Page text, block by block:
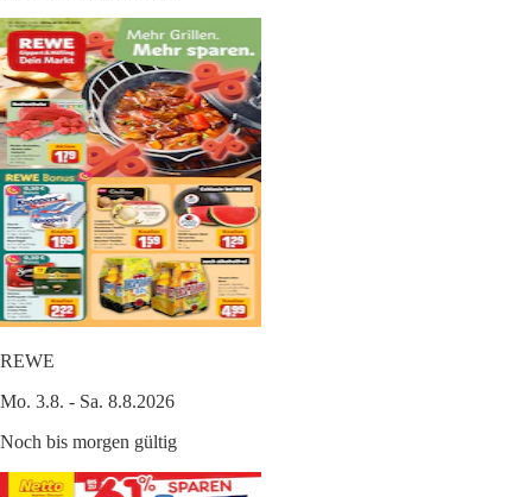
REWE
Mo. 3.8. - Sa. 8.8.2026
Noch bis morgen gültig